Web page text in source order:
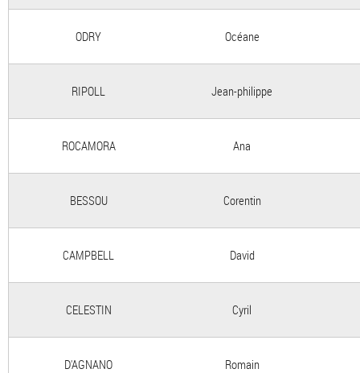
ODRY Océane
RIPOLL Jean-philippe
ROCAMORA Ana
BESSOU Corentin
CAMPBELL David
CELESTIN Cyril
D'AGNANO Romain